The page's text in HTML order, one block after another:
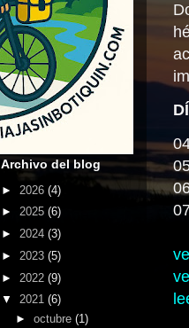
Archivo del blog
► 2026 (4)
► 2025 (6)
► 2024 (3)
► 2023 (5)
► 2022 (9)
▼ 2021 (6)
► octubre (1)